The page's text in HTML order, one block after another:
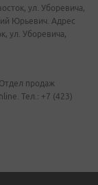
ул. Уборевича,
Юрьевич. Адрес
ул. Уборевича,
продаж
Тел.: +7 (423)